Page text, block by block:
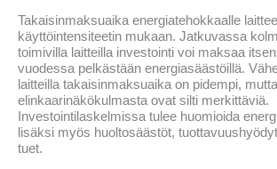
Takaisinmaksuaika energiatehokkaalle
käyttöintensiteetin mukaan. Jatkuvassa
toimivilla laitteilla investointi voi maksaa
vuodessa pelkästään energiasäästöillä.
laitteilla takaisinmaksuaika on pidempi,
elinkaarinäkökulmasta ovat silti merkittäviä.
Investointilaskelmissa tulee huomioida
lisäksi myös huoltosäästöt,
tuet.